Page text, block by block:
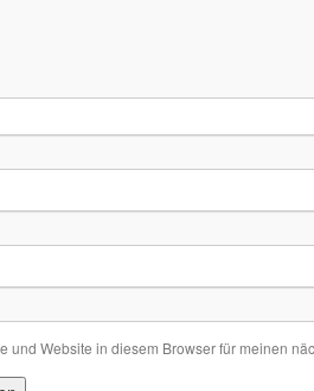
und Website in diesem Browser für meinen